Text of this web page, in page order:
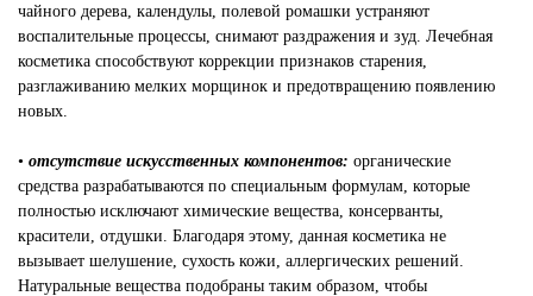
чайного дерева, календулы, полевой ромашки устраняют
воспалительные процессы, снимают раздражения и зуд. Лечебная
косметика способствуют коррекции признаков старения,
разглаживанию мелких морщинок и предотвращению появлению
новых.
• отсутствие искусственных компонентов: органические
средства разрабатываются по специальным формулам, которые
полностью исключают химические вещества, консерванты,
красители, отдушки. Благодаря этому, данная косметика не
вызывает шелушение, сухость кожи, аллергических решений.
Натуральные вещества подобраны таким образом, чтобы